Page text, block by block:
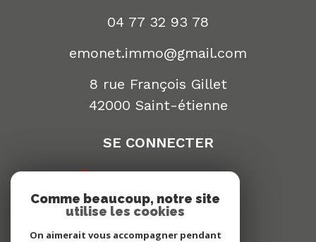
04 77 32 93 78
emonet.immo@gmail.com
8 rue François Gillet
42000
saint-étienne
SE CONNECTER
espace propriétaire
NEWSLETTER
Comme beaucoup, notre site
utilise les cookies
On aimerait vous accompagner pendant